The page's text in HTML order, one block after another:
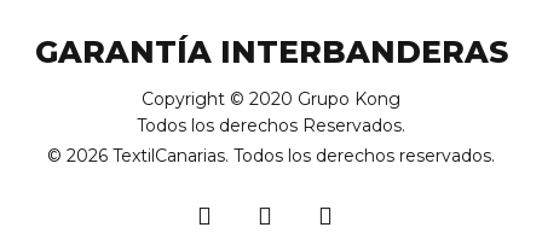
GARANTÍA INTERBANDERAS
Copyright © 2020 Grupo Kong
Todos los derechos Reservados.
© 2026 TextilCanarias. Todos los derechos reservados.
facebookyoutubeinstagram